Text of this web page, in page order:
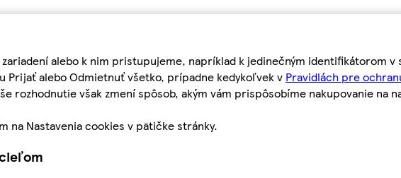
alebo k nim pristupujeme, napríklad k jedinečným identifikátorom
Prijať alebo Odmietnuť všetko, prípadne kedykoľvek v Pravidlách pre
rozhodnutie však zmení spôsob, akým vám prispôsobíme nakupovanie na
na Nastavenia cookies v pätičke stránky.